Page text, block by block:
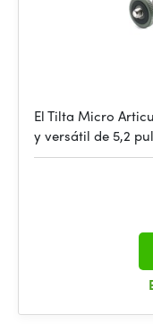
El Tilta Micro
y versátil de 5,2